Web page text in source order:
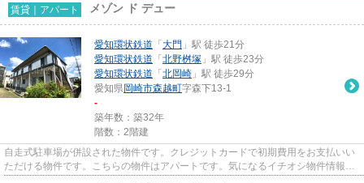
賃貸｜アパート メゾン ド デュー
愛知環状鉄道 「 大門 」駅 徒歩21分
愛知環状鉄道 「 北野桝塚 」駅 徒歩23分
愛知環状鉄道 「 北岡崎 」駅 徒歩29分
愛知県岡崎市森越町字森下13-1
-
築年数：築32年
階数：2階建
自走式駐車場が併設された物件です。クレジットカードで初期費用をお支払いい
ただける物件です。こちらの物件はアパートです。気になるイチオシ物件情報：